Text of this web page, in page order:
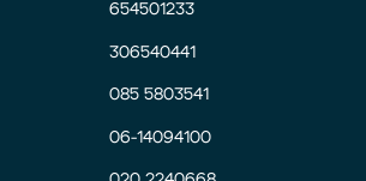
654501233
306540441
085 5803541
06-14094100